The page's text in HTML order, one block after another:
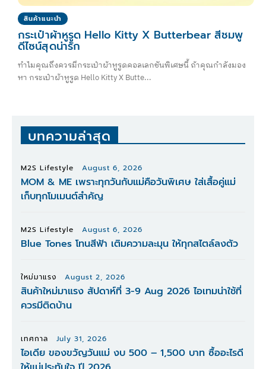
สินค้าแนะนำ
กระเป๋าผ้าหูรูด Hello Kitty X Butterbear สีชมพู
ดีไซน์สุดน่ารัก
ทำไมคุณถึงควรมีกระเป๋าผ้าหูรูดคอลเลกชันพิเศษนี้ ถ้าคุณกำลังมอง
หา กระเป๋าผ้าหูรูด Hello Kitty X Butte...
บทความล่าสุด
M2S Lifestyle August 6, 2026
MOM & ME เพราะทุกวันกับแม่คือวันพิเศษ ใส่เสื้อคู่แม่
เก็บทุกโมเมนต์สำคัญ
M2S Lifestyle August 6, 2026
Blue Tones โทนสีฟ้า เติมความละมุน ให้ทุกสไตล์ลงตัว
ใหม่มาแรง August 2, 2026
สินค้าใหม่มาแรง สัปดาห์ที่ 3-9 Aug 2026 ไอเทมน่าใช้ที่
ควรมีติดบ้าน
เทศกาล July 31, 2026
ไอเดีย ของขวัญวันแม่ งบ 500 – 1,500 บาท ซื้ออะไรดี